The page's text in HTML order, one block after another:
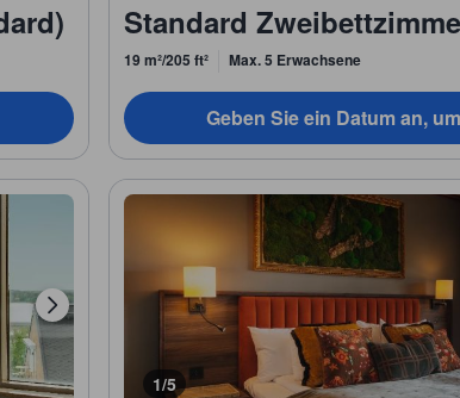
Standard
19 m²/205 ft² Max. 5 Erwachsene
Geben Sie ein Datum an,
1/5